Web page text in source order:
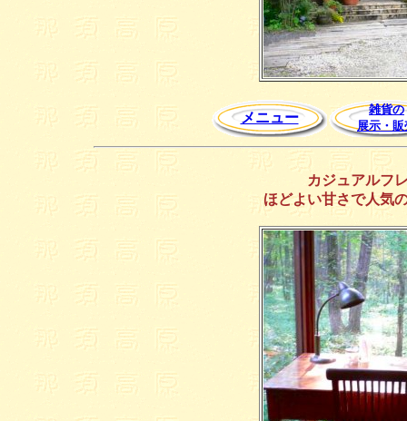
メニュー
雑貨の
展示・販
カジュアルフ
ほどよい甘さで人気